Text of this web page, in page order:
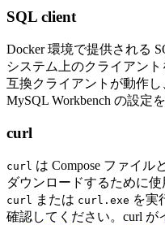
SQL client
Docker 環境で提供される
システム上のクライアン
互換クライアントが動作し
MySQL Workbench の設定
curl
curl は Compose ファイ
ダウンロードするために
curl または curl.exe を実
確認してください。curl が